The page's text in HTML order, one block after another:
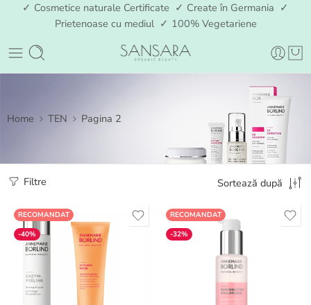
✓ Cosmetice naturale Certificate ✓ Create în Germania ✓
Prietenoase cu mediul ✓ 100% Vegetariene
Home TEN Pagina 2
Filtre Sortează după
RECOMANDAT
-40%
RECOMANDAT
-32%